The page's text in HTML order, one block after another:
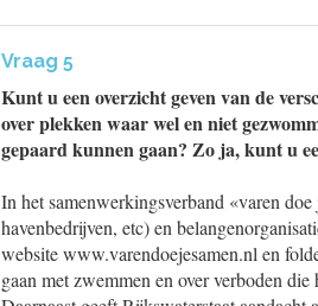
Vraag 5
Kunt u een overzicht geven van de
over plekken waar wel en niet
gepaard kunnen gaan? Zo ja, kunt u
In het samenwerkingsverband «varen
havenbedrijven, etc) en
website www.varendoejesamen.nl en
gaan met zwemmen en over verboden